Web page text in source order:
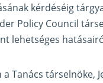
kérdéséig
Policy Council
lehetséges
a Tanács